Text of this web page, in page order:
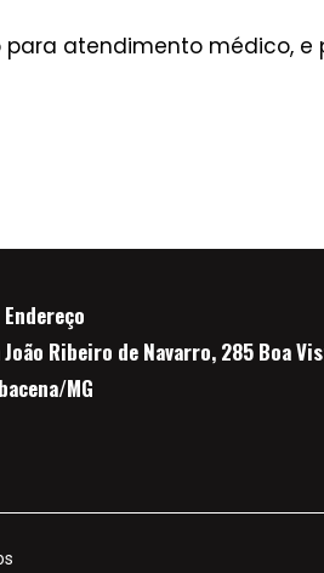
atendimento médico,
Endereço
João Ribeiro de Navarro, 285 Boa
MG